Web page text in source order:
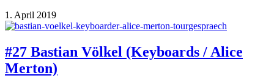
1. April 2019
#27 Bastian Völkel (Keyboards / Alice
Merton)